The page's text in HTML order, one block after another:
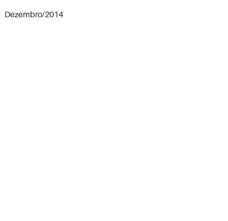
Dezembro/2014